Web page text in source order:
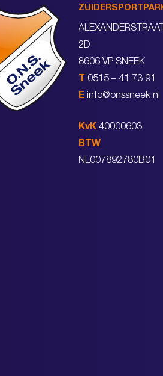
ALEXANDERSTRAAT
2D
8606 VP SNEEK
T 0515 – 41 73 91
E info@onssneek.nl
KvK 40000603
BTW
NL007892780B01